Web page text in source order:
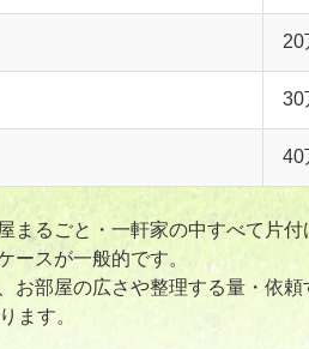
20
30
40
まるごと・一軒家の中すべて片
ースが一般的です。
お部屋の広さや整理する量・依
ます。